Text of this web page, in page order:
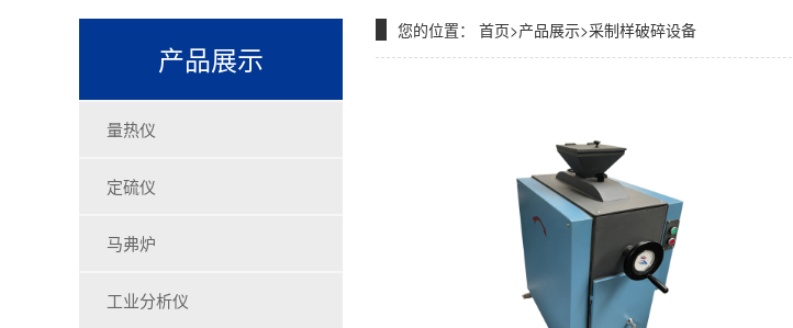
产品展示
量热仪
定硫仪
马弗炉
工业分析仪
您的位置： 首页>产品展示>采制样破碎设备